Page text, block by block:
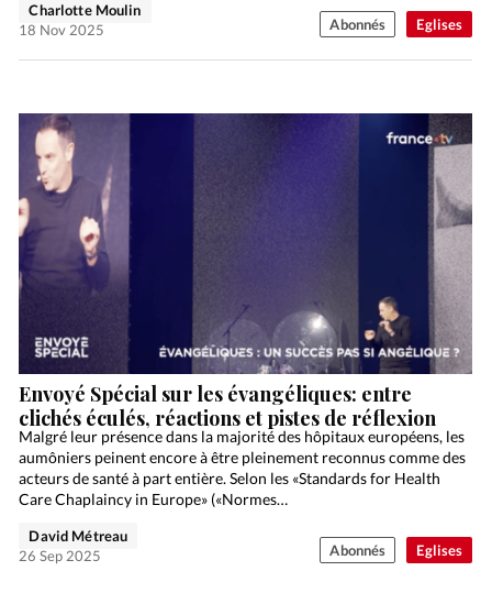
Eglises
Charlotte Moulin
18 Nov 2025
Abonnés
Eglises
Envoyé Spécial sur les évangéliques: entre
clichés éculés, réactions et pistes de réflexion
Malgré leur présence dans la majorité des hôpitaux européens, les
aumôniers peinent encore à être pleinement reconnus comme des
acteurs de santé à part entière. Selon les «Standards for Health
Care Chaplaincy in Europe» («Normes…
David Métreau
26 Sep 2025
Abonnés